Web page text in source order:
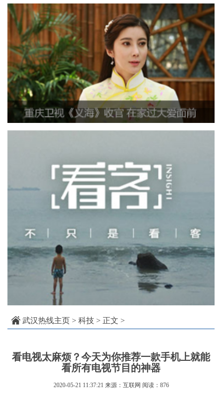
武汉热线主页 > 科技 > 正文 >
看电视太麻烦？今天为你推荐一款手机上就能
看所有电视节目的神器
2020-05-21 11:37:21 来源：互联网 阅读：876